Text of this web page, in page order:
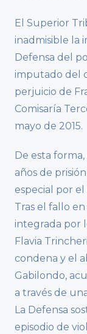
El Superior
inadmisible la
Defensa del
imputado del
perjuicio de
Comisaría
mayo de 2015.
De esta
años de
especial por
Tras el fallo
integrada por
Flavia
condena y el
Gabilondo,
a través de
La Defensa
episodio de